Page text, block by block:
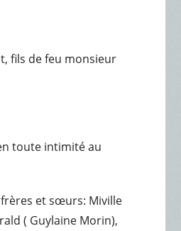
fils de feu monsieur
toute intimité au
frères et sœurs: Miville
( Guylaine Morin),